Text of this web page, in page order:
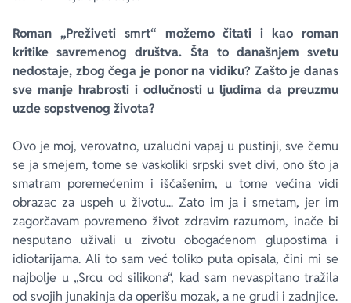
Roman „Preživeti smrt“ možemo čitati i kao roman
kritike savremenog društva. Šta to današnjem svetu
nedostaje, zbog čega je ponor na vidiku? Zašto je danas
sve manje hrabrosti i odlučnosti u ljudima da preuzmu
uzde sopstvenog života?
Ovo je moj, verovatno, uzaludni vapaj u pustinji, sve čemu
se ja smejem, tome se vaskoliki srpski svet divi, ono što ja
smatram poremećenim i iščašenim, u tome većina vidi
obrazac za uspeh u životu... Zato im ja i smetam, jer im
zagorčavam povremeno život zdravim razumom, inače bi
nesputano uživali u zivotu obogaćenom glupostima i
idiotarijama. Ali to sam već toliko puta opisala, čini mi se
najbolje u „Srcu od silikona“, kad sam nevaspitano tražila
od svojih junakinja da operišu mozak, a ne grudi i zadnjice.